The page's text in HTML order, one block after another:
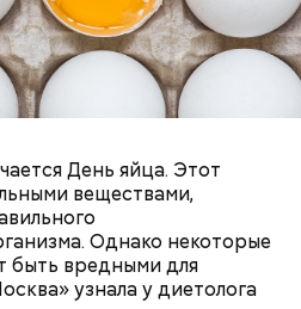
День яйца. Этот
веществами,
Однако некоторые
быть вредными для
узнала у диетолога
женщинам;
иммунной системой;